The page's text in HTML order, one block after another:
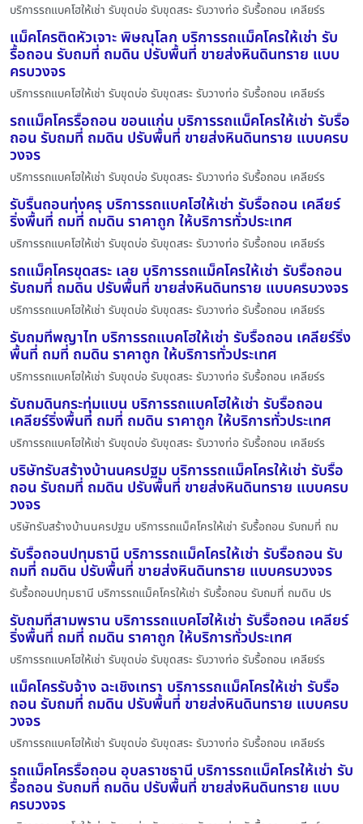
บริการรถแบคโฮให้เช่า รับขุดบ่อ รับขุดสระ รับวางท่อ รับรื้อถอน เคลียร์ร
แม็คโครติดหัวเจาะ พิษณุโลก บริการรถแม็คโครให้เช่า รับ
รื้อถอน รับถมที่ ถมดิน ปรับพื้นที่ ขายส่งหินดินทราย แบบ
ครบวงจร
บริการรถแบคโฮให้เช่า รับขุดบ่อ รับขุดสระ รับวางท่อ รับรื้อถอน เคลียร์ร
รถแม็คโครรื้อถอน ขอนแก่น บริการรถแม็คโครให้เช่า รับรื้อ
ถอน รับถมที่ ถมดิน ปรับพื้นที่ ขายส่งหินดินทราย แบบครบ
วงจร
บริการรถแบคโฮให้เช่า รับขุดบ่อ รับขุดสระ รับวางท่อ รับรื้อถอน เคลียร์ร
รับรื้นถอนทุ่งครุ บริการรถแบคโฮให้เช่า รับรื้อถอน เคลียร์
ริ่งพื้นที่ ถมที่ ถมดิน ราคาถูก ให้บริการทั่วประเทศ
บริการรถแบคโฮให้เช่า รับขุดบ่อ รับขุดสระ รับวางท่อ รับรื้อถอน เคลียร์ร
รถแม็คโครขุดสระ เลย บริการรถแม็คโครให้เช่า รับรื้อถอน
รับถมที่ ถมดิน ปรับพื้นที่ ขายส่งหินดินทราย แบบครบวงจร
บริการรถแบคโฮให้เช่า รับขุดบ่อ รับขุดสระ รับวางท่อ รับรื้อถอน เคลียร์ร
รับถมที่พญาไท บริการรถแบคโฮให้เช่า รับรื้อถอน เคลียร์ริ่ง
พื้นที่ ถมที่ ถมดิน ราคาถูก ให้บริการทั่วประเทศ
บริการรถแบคโฮให้เช่า รับขุดบ่อ รับขุดสระ รับวางท่อ รับรื้อถอน เคลียร์ร
รับถมดินกระทุ่มแบน บริการรถแบคโฮให้เช่า รับรื้อถอน
เคลียร์ริ่งพื้นที่ ถมที่ ถมดิน ราคาถูก ให้บริการทั่วประเทศ
บริการรถแบคโฮให้เช่า รับขุดบ่อ รับขุดสระ รับวางท่อ รับรื้อถอน เคลียร์ร
บริษัทรับสร้างบ้านนครปฐม บริการรถแม็คโครให้เช่า รับรื้อ
ถอน รับถมที่ ถมดิน ปรับพื้นที่ ขายส่งหินดินทราย แบบครบ
วงจร
บริษัทรับสร้างบ้านนครปฐม บริการรถแม็คโครให้เช่า รับรื้อถอน รับถมที่ ถม
รับรื้อถอนปทุมธานี บริการรถแม็คโครให้เช่า รับรื้อถอน รับ
ถมที่ ถมดิน ปรับพื้นที่ ขายส่งหินดินทราย แบบครบวงจร
รับรื้อถอนปทุมธานี บริการรถแม็คโครให้เช่า รับรื้อถอน รับถมที่ ถมดิน ปร
รับถมที่สามพราน บริการรถแบคโฮให้เช่า รับรื้อถอน เคลียร์
ริ่งพื้นที่ ถมที่ ถมดิน ราคาถูก ให้บริการทั่วประเทศ
บริการรถแบคโฮให้เช่า รับขุดบ่อ รับขุดสระ รับวางท่อ รับรื้อถอน เคลียร์ร
แม็คโครรับจ้าง ฉะเชิงเทรา บริการรถแม็คโครให้เช่า รับรื้อ
ถอน รับถมที่ ถมดิน ปรับพื้นที่ ขายส่งหินดินทราย แบบครบ
วงจร
บริการรถแบคโฮให้เช่า รับขุดบ่อ รับขุดสระ รับวางท่อ รับรื้อถอน เคลียร์ร
รถแม็คโครรื้อถอน อุบลราชธานี บริการรถแม็คโครให้เช่า รับ
รื้อถอน รับถมที่ ถมดิน ปรับพื้นที่ ขายส่งหินดินทราย แบบ
ครบวงจร